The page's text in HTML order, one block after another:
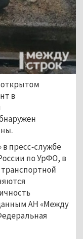
открытом
в
в пресс-службе
по УрФО, в
АН «Между